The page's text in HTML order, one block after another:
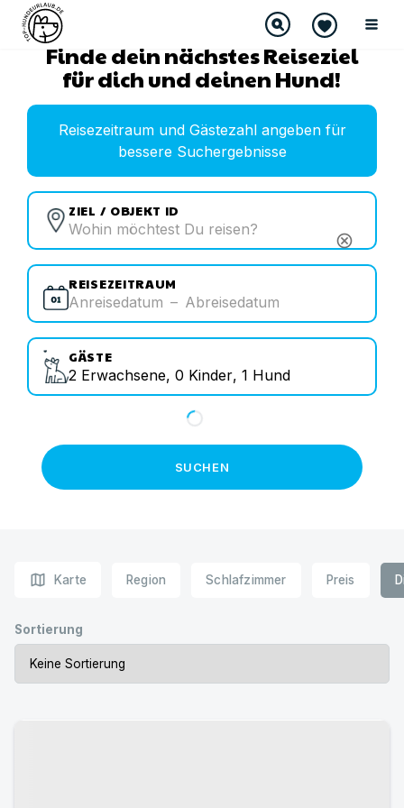
Finde dein nächstes Reiseziel
für dich und deinen Hund!
Reisezeitraum und Gästezahl angeben für
bessere Suchergebnisse
ZIEL / OBJEKT ID
cancel
REISEZEITRAUM
Anreisedatum – Abreisedatum
GÄSTE
2 Erwachsene, 0 Kinder, 1 Hund
SUCHEN
map Karte Region Schlafzimmer Preis
Sortierung